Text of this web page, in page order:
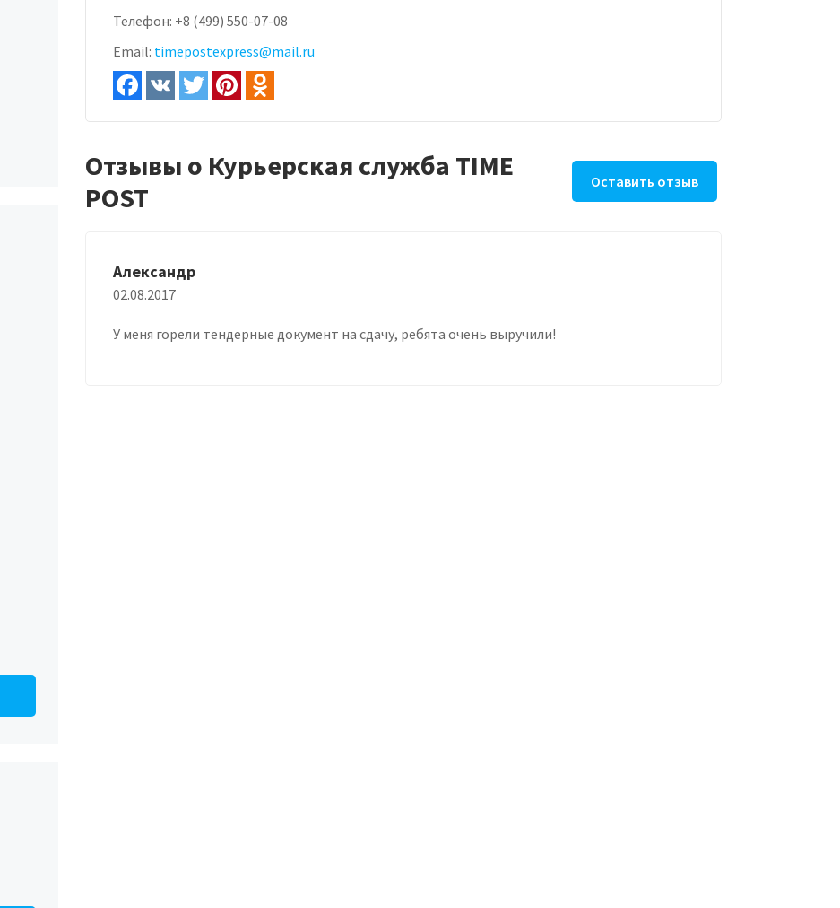
Телефон: +8 (499) 550-07-08
Email: timepostexpress@mail.ru
Отзывы о Курьерская служба TIME
POST
Оставить отзыв
Александр
02.08.2017
У меня горели тендерные документ на сдачу, ребята очень выручили!